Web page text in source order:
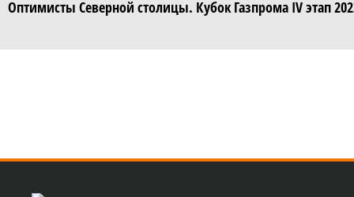
Оптимисты Северной столицы. Кубок Газпрома IV этап